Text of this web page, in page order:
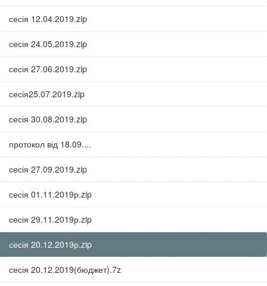
сесія 12.04.2019.zip
сесія 24.05.2019.zip
сесія 27.06.2019.zip
сесія25.07.2019.zip
сесія 30.08.2019.zip
протокол від 18.09....
сесія 27.09.2019.zip
сесія 01.11.2019р.zip
сесія 29.11.2019р.zip
сесія 20.12.2019р.zip
сесія 20.12.2019(бюджет).7z